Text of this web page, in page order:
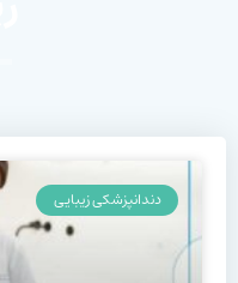
دندانپزشکی زیبایی